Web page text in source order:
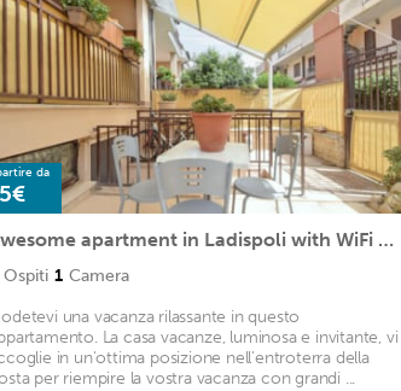
da
Awesome apartment in Ladispoli with WiFi and 1 Bedrooms
Ospiti 1 Camera
una vacanza rilassante in questo
La casa vacanze, luminosa e invitante, vi
in un'ottima posizione nell'entroterra della
per riempire la vostra vacanza con grandi ...